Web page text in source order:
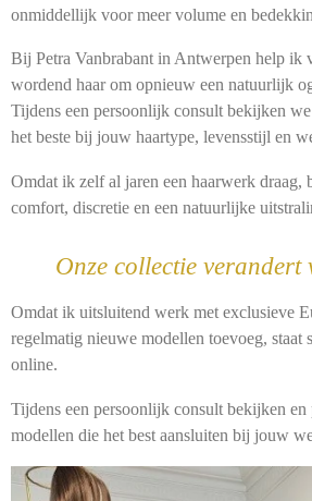
onmiddellijk voor meer volume en
Bij Petra Vanbrabant in Antwerpen help ik
wordend haar om opnieuw een natuurlijk
Tijdens een persoonlijk consult bekijken
het beste bij jouw haartype, levensstijl en
Omdat ik zelf al jaren een haarwerk
comfort, discretie en een natuurlijke
Onze collectie verandert
Omdat ik uitsluitend werk met exclusieve
regelmatig nieuwe modellen toevoeg, staat
online.
Tijdens een persoonlijk consult bekijken en
modellen die het best aansluiten bij jouw